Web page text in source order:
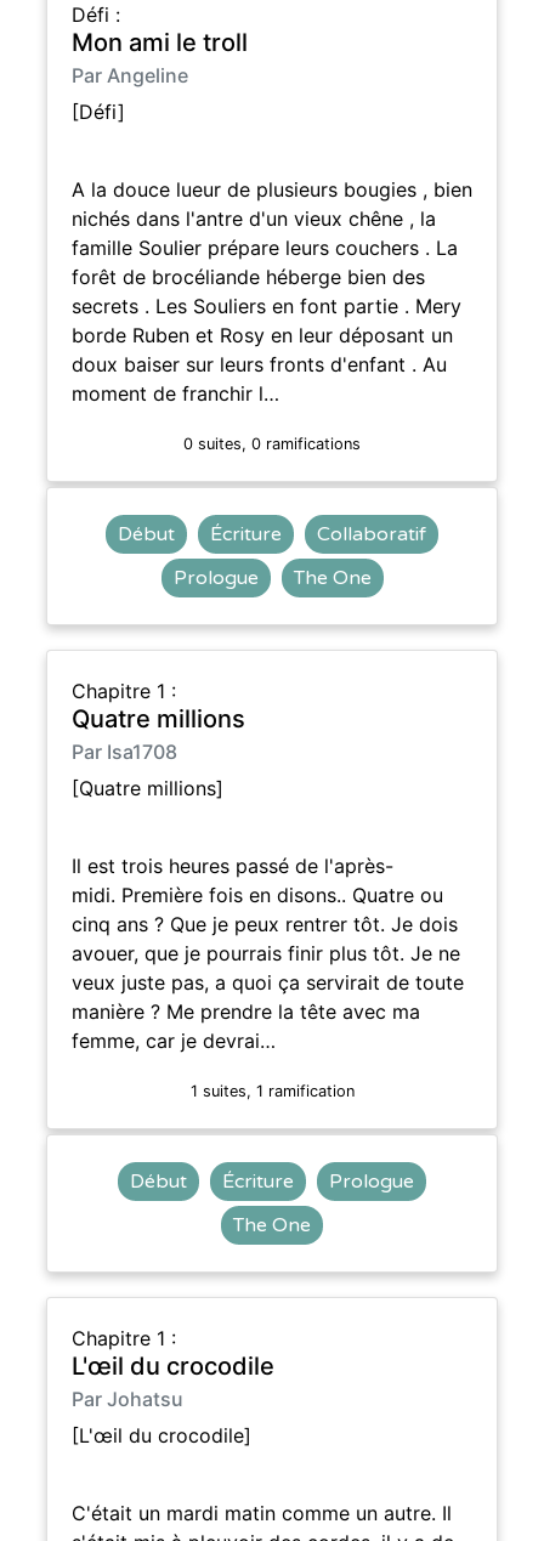
Défi :
Mon ami le troll
Par Angeline
[Défi]
A la douce lueur de plusieurs bougies , bien
nichés dans l'antre d'un vieux chêne , la
famille Soulier prépare leurs couchers . La
forêt de brocéliande héberge bien des
secrets . Les Souliers en font partie . Mery
borde Ruben et Rosy en leur déposant un
doux baiser sur leurs fronts d'enfant . Au
moment de franchir l…
0 suites, 0 ramifications
Début Écriture
Collaboratif
Prologue
The One
Chapitre 1 :
Quatre millions
Par Isa1708
[Quatre millions]
Il est trois heures passé de l'après-
midi. Première fois en disons.. Quatre ou
cinq ans ? Que je peux rentrer tôt. Je dois
avouer, que je pourrais finir plus tôt. Je ne
veux juste pas, a quoi ça servirait de toute
manière ? Me prendre la tête avec ma
femme, car je devrai…
1 suites, 1 ramification
Début Écriture
Prologue
The One
Chapitre 1 :
L'œil du crocodile
Par Johatsu
[L'œil du crocodile]
C'était un mardi matin comme un autre. Il